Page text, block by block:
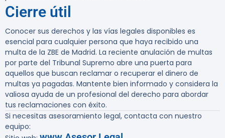
Cierre útil
Conocer sus derechos y las vías legales disponibles es
esencial para cualquier persona que haya recibido una
multa de la ZBE de Madrid. La reciente anulación de multas
por parte del Tribunal Supremo abre una puerta para
aquellos que buscan reclamar o recuperar el dinero de
multas ya pagadas. Mantente bien informado y considera la
valiosa ayuda de un profesional del derecho para abordar
tus reclamaciones con éxito.
Si necesitas asesoramiento legal, contacta con nuestro
equipo: